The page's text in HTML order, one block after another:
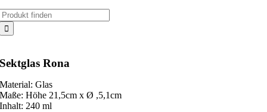
Sektglas Rona
Material: Glas
Maße: Höhe 21,5cm x Ø ,5,1cm
Inhalt: 240 ml